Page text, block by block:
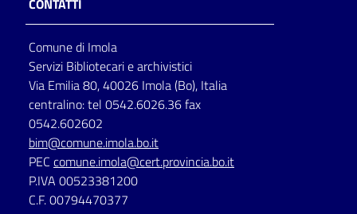
CONTATTI
Comune di Imola
Servizi Bibliotecari e archivistici
Via Emilia 80, 40026 Imola (Bo), Italia
centralino: tel 0542.6026.36 fax
0542.602602
bim@comune.imola.bo.it
PEC comune.imola@cert.provincia.bo.it
P.IVA 00523381200
C.F. 00794470377